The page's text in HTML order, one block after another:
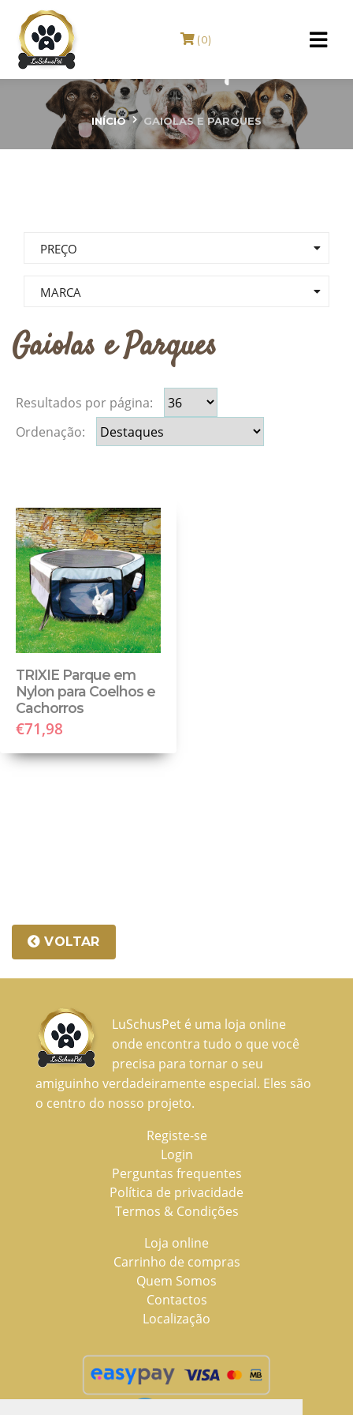
(0)
INÍCIO GAIOLAS E PARQUES
PREÇO
MARCA
Gaiolas e Parques
Resultados por página:
Ordenação:
TRIXIE Parque em
Nylon para Coelhos e
Cachorros
€71,98
VOLTAR
LuSchusPet é uma loja online
onde encontra tudo o que você
precisa para tornar o seu
amiguinho verdadeiramente especial. Eles são
o centro do nosso projeto.
Registe-se
Login
Perguntas frequentes
Política de privacidade
Termos & Condições
Loja online
Carrinho de compras
Quem Somos
Contactos
Localização